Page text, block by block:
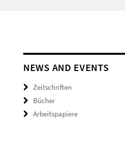
NEWS AND EVENTS
Zeitschriften
Bücher
Arbeitspapiere